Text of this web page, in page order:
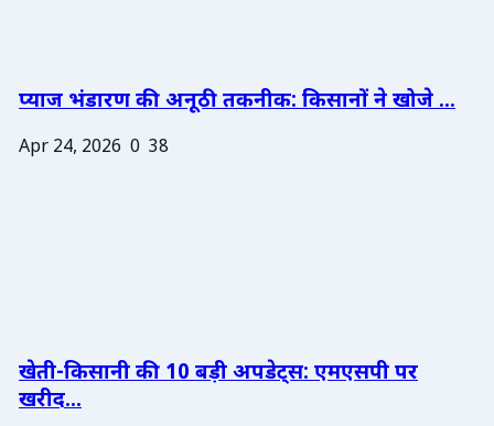
प्याज भंडारण की अनूठी तकनीक: किसानों ने खोजे ...
Apr 24, 2026 0 38
खेती-किसानी की 10 बड़ी अपडेट्स: एमएसपी पर
खरीद...